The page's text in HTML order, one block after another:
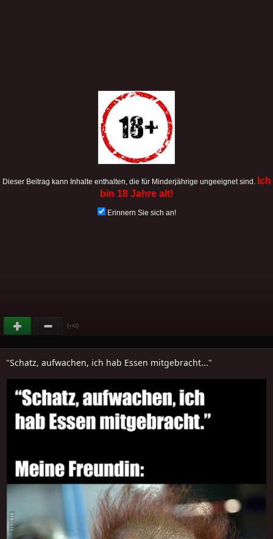
Dieser Beitrag kann Inhalte enthalten, die für Minderjährige ungeeignet sind. Ich
bin 18 Jahre alt!
Erinnern Sie sich an!
(+41)
"Schatz, aufwachen, ich hab Essen mitgebracht..."